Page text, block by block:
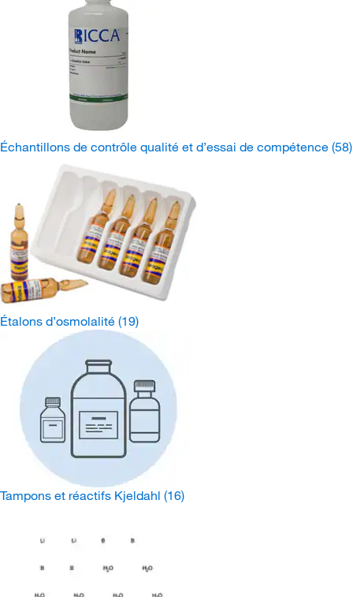
Échantillons de contrôle qualité et d’essai de compétence (58)
Étalons d’osmolalité (19)
Tampons et réactifs Kjeldahl (16)